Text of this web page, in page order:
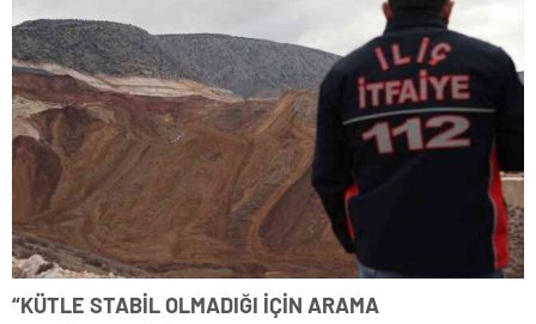
“KÜTLE STABİL OLMADIĞI İÇİN ARAMA